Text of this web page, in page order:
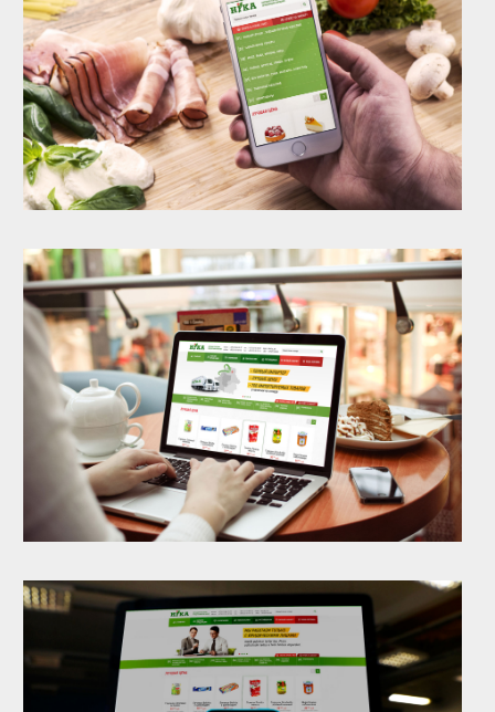
Расскажите о задаче
Иногда нужен большой проект. Иногда — одно точное решение. В
любом случае начнем с главного: поймем задачу, обсудим
возможные варианты и предложим оптимальный путь.